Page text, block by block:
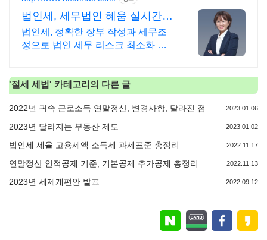
법인세, 세무법인 혜움 실시간
카톡 상담 지원
법인세, 정확한 장부 작성과 세무조
정으로 법인 세무 리스크 최소화 전
'절세 세법' 카테고리의 다른 글
2022년 귀속 근로소득 연말정산, 변경사항, 달라진 점 2023.01.06
2023년 달라지는 부동산 제도 2023.01.02
법인세 세율 고용세액 소득세 과세표준 총정리 2022.11.17
연말정산 인적공제 기준, 기본공제 추가공제 총정리 2022.11.13
2023년 세제개편안 발표 2022.09.12